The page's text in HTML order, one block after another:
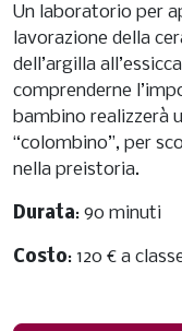
Un laboratorio per
lavorazione della
dell’argilla
comprenderne
bambino realizzerà
“colombino”, per
nella preistoria.
Durata: 90 minuti
Costo: 120 € a